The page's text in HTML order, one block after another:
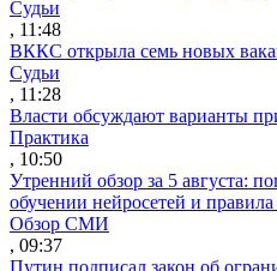
Судьи
, 11:48
ВККС открыла семь новых
Судьи
, 11:28
Власти обсуждают варианты
Практика
, 10:50
Утренний обзор за 5 августа:
обучении нейросетей и
Обзор СМИ
, 09:37
Путин подписал закон об